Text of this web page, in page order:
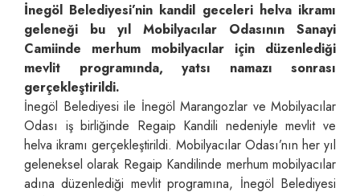
İnegöl Belediyesi’nin kandil geceleri helva ikramı
geleneği bu yıl Mobilyacılar Odasının Sanayi
Camiinde merhum mobilyacılar için düzenlediği
mevlit programında, yatsı namazı sonrası
gerçekleştirildi.
İnegöl Belediyesi ile İnegöl Marangozlar ve Mobilyacılar
Odası iş birliğinde Regaip Kandili nedeniyle mevlit ve
helva ikramı gerçekleştirildi. Mobilyacılar Odası’nın her yıl
geleneksel olarak Regaip Kandilinde merhum mobilyacılar
adına düzenlediği mevlit programına, İnegöl Belediyesi